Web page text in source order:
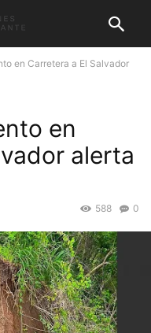
en Carretera a El Salvador
en
alerta
0
588